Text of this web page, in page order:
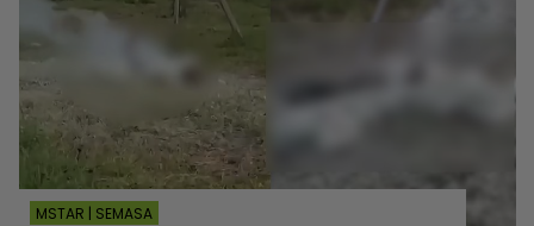
MSTAR | SEMASA